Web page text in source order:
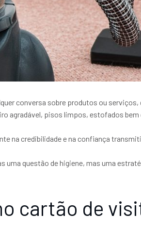
conversa sobre produtos ou
agradável, pisos limpos, estofados bem
na credibilidade e na confiança
uma questão de higiene, mas uma
cartão de